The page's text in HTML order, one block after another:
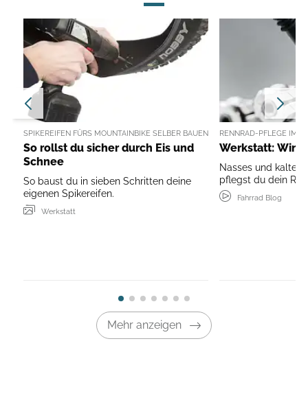
SPIKEREIFEN FÜRS MOUNTAINBIKE SELBER BAUEN
So rollst du sicher durch Eis und
Schnee
So baust du in sieben Schritten deine
eigenen Spikereifen.
Werkstatt
RENNRAD-PFLEGE IM
Werkstatt:
Nasses und kaltes
pflegst du dein
Fahrrad Blog
Mehr anzeigen